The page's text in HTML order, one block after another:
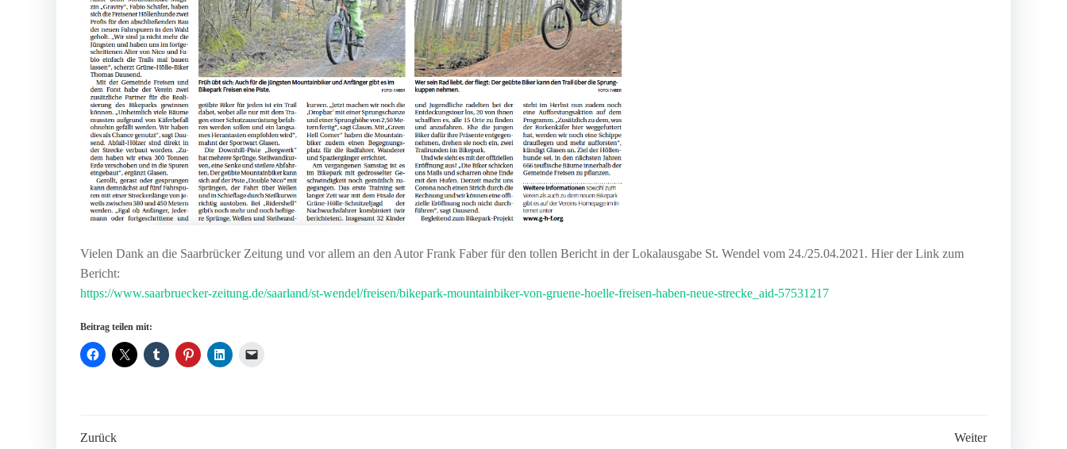
Vielen Dank an die Saarbrücker Zeitung und vor allem an den Autor Frank Faber für den tollen Bericht in der Lokalausgabe St. Wendel vom 24./25.04.2021. Hier der Link zum
Bericht:
https://www.saarbruecker-zeitung.de/saarland/st-wendel/freisen/bikepark-mountainbiker-von-gruene-hoelle-freisen-haben-neue-strecke_aid-57531217
Beitrag teilen mit:
Zurück Weiter